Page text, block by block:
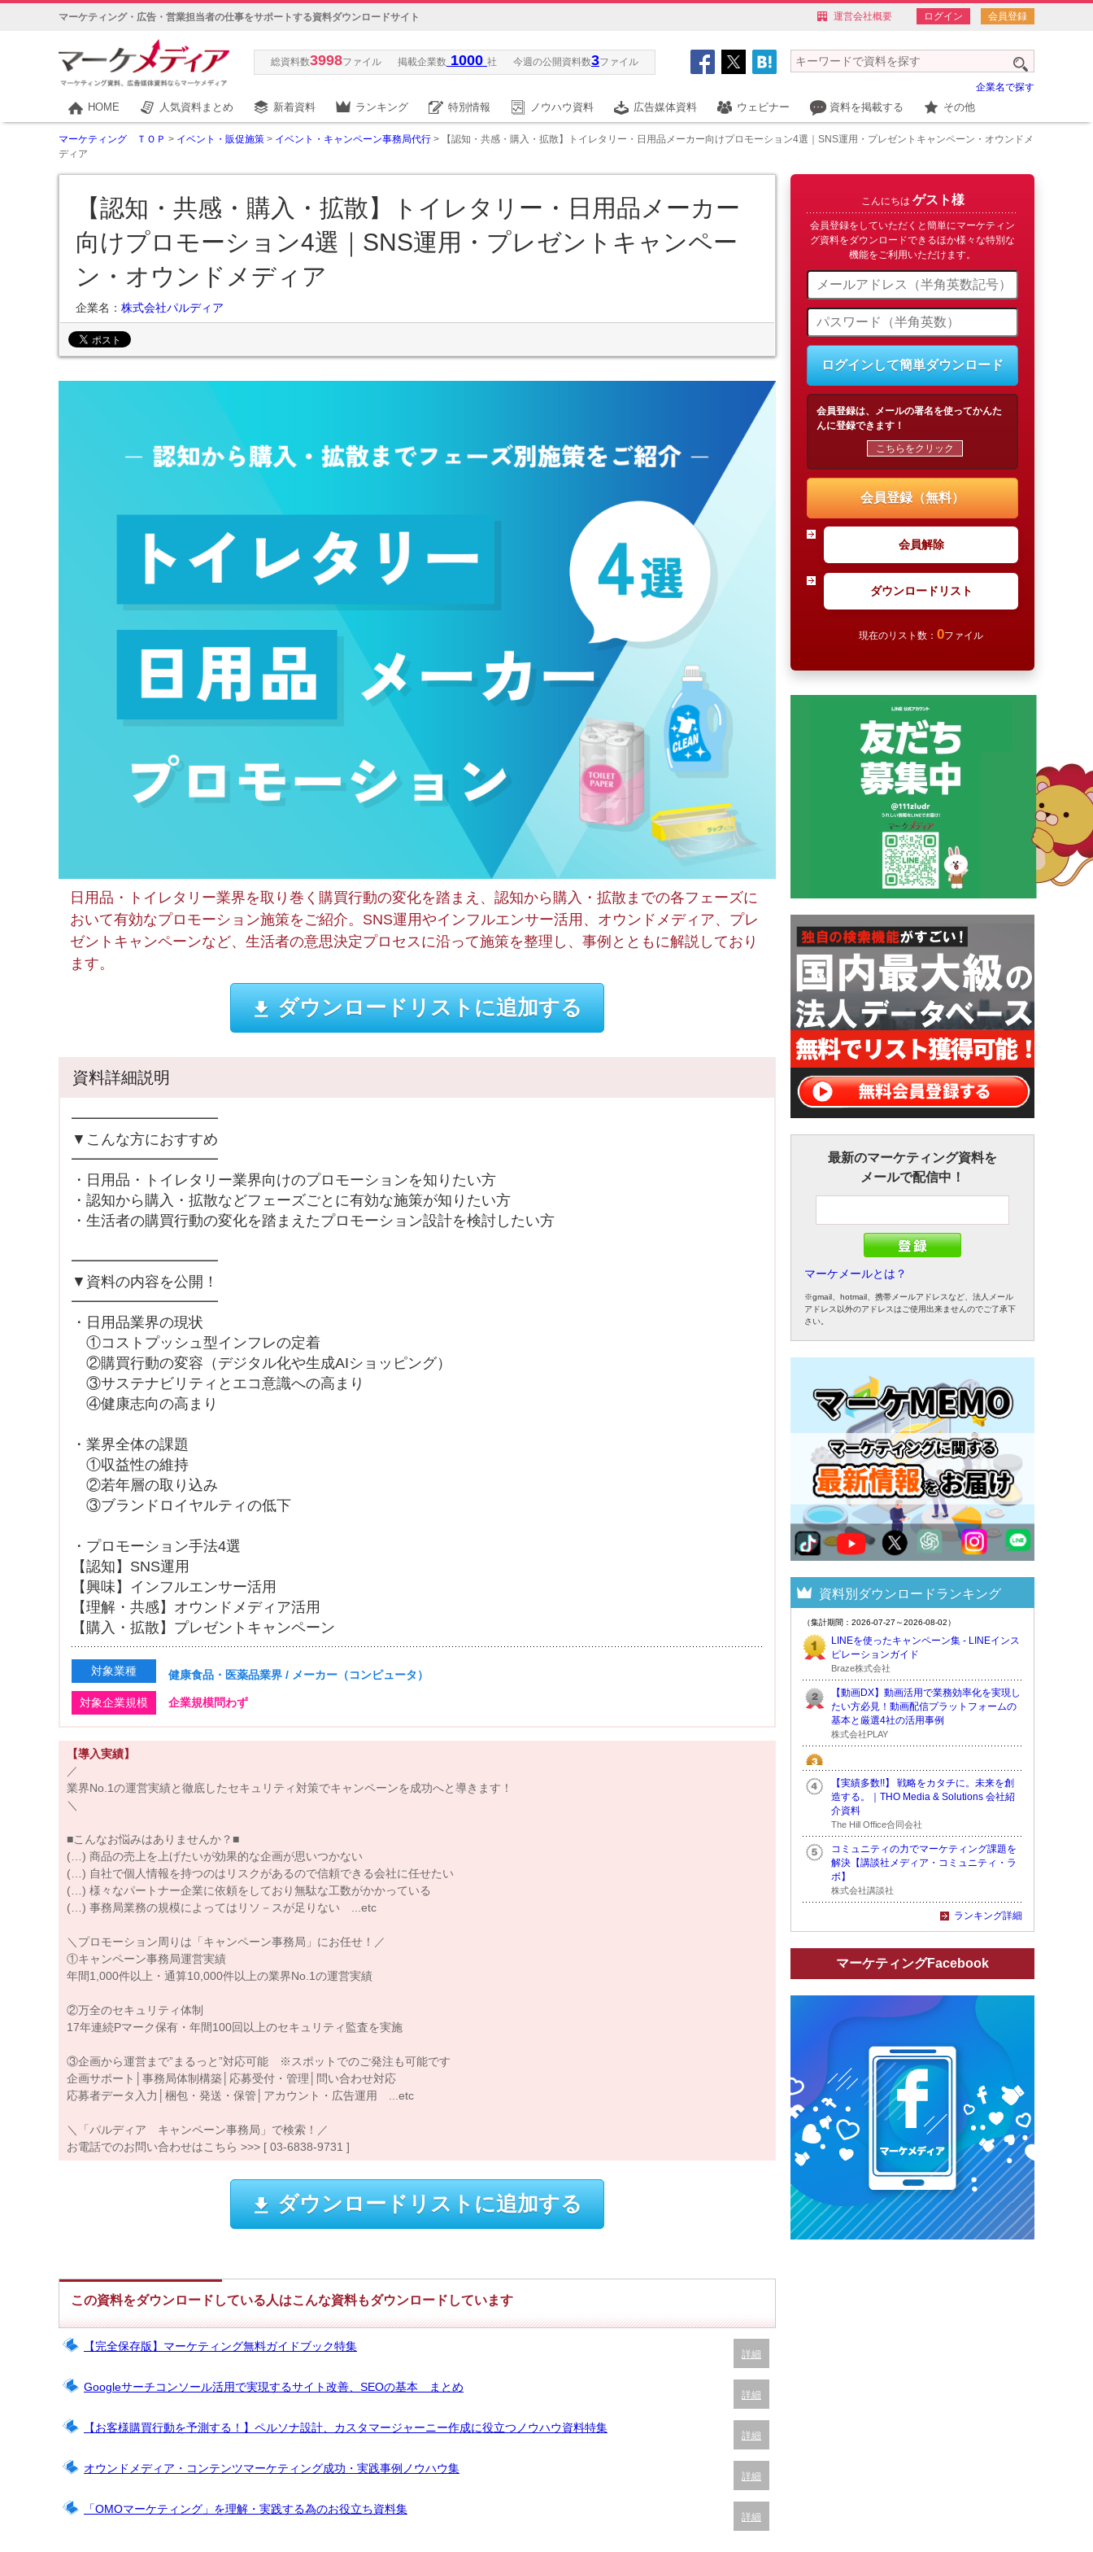
マーケティング・広告・営業担当者の仕事をサポートする資料ダウンロードサイト 運営会社概要 ログイン 会員登録
総資料数3998ファイル 掲載企業数 1000 社 今週の公開資料数3ファイル
企業名で探す
HOME 人気資料まとめ 新着資料 ランキング 特別情報 ノウハウ資料 広告媒体資料 ウェビナー 資料を掲載する その他
マーケティング ＴＯＰ > イベント・販促施策 > イベント・キャンペーン事務局代行 > 【認知・共感・購入・拡散】トイレタリー・日用品メーカー向けプロモーション4選｜SNS運用・プレゼントキャンペーン・オウンドメ
ディア
【認知・共感・購入・拡散】トイレタリー・日用品メーカー
向けプロモーション4選｜SNS運用・プレゼントキャンペー
ン・オウンドメディア
企業名： 株式会社パルディア
日用品・トイレタリー業界を取り巻く購買行動の変化を踏まえ、認知から購入・拡散までの各フェーズに
おいて有効なプロモーション施策をご紹介。SNS運用やインフルエンサー活用、オウンドメディア、プレ
ゼントキャンペーンなど、生活者の意思決定プロセスに沿って施策を整理し、事例とともに解説しており
ます。
ダウンロードリストに追加する
資料詳細説明
━━━━━━━━━━
▼こんな方におすすめ
━━━━━━━━━━
・日用品・トイレタリー業界向けのプロモーションを知りたい方
・認知から購入・拡散などフェーズごとに有効な施策が知りたい方
・生活者の購買行動の変化を踏まえたプロモーション設計を検討したい方
━━━━━━━━━━
▼資料の内容を公開！
━━━━━━━━━━
・日用品業界の現状
①コストプッシュ型インフレの定着
②購買行動の変容（デジタル化や生成AIショッピング）
③サステナビリティとエコ意識への高まり
④健康志向の高まり
・業界全体の課題
①収益性の維持
②若年層の取り込み
③ブランドロイヤルティの低下
・プロモーション手法4選
【認知】SNS運用
【興味】インフルエンサー活用
【理解・共感】オウンドメディア活用
【購入・拡散】プレゼントキャンペーン
対象業種 健康食品・医薬品業界 / メーカー（コンピュータ）
対象企業規模 企業規模問わず
【導入実績】
／
業界No.1の運営実績と徹底したセキュリティ対策でキャンペーンを成功へと導きます！
＼
■こんなお悩みはありませんか？■
(…) 商品の売上を上げたいが効果的な企画が思いつかない
(…) 自社で個人情報を持つのはリスクがあるので信頼できる会社に任せたい
(…) 様々なパートナー企業に依頼をしており無駄な工数がかかっている
(…) 事務局業務の規模によってはリソ－スが足りない ...etc
＼プロモーション周りは「キャンペーン事務局」にお任せ！／
①キャンペーン事務局運営実績
年間1,000件以上・通算10,000件以上の業界No.1の運営実績
②万全のセキュリティ体制
17年連続Pマーク保有・年間100回以上のセキュリティ監査を実施
③企画から運営まで”まるっと”対応可能 ※スポットでのご発注も可能です
企画サポート│事務局体制構築│応募受付・管理│問い合わせ対応
応募者データ入力│梱包・発送・保管│アカウント・広告運用 ...etc
＼「パルディア キャンペーン事務局」で検索！／
お電話でのお問い合わせはこちら >>> [ 03-6838-9731 ]
ダウンロードリストに追加する
この資料をダウンロードしている人はこんな資料もダウンロードしています
【完全保存版】マーケティング無料ガイドブック特集
詳細
Googleサーチコンソール活用で実現するサイト改善、SEOの基本 まとめ
詳細
【お客様購買行動を予測する！】ペルソナ設計、カスタマージャーニー作成に役立つノウハウ資料特集
詳細
オウンドメディア・コンテンツマーケティング成功・実践事例ノウハウ集
詳細
「OMOマーケティング」を理解・実践する為のお役立ち資料集
詳細
こんにちは ゲスト様
会員登録をしていただくと簡単にマーケティン
グ資料をダウンロードできるほか様々な特別な
機能をご利用いただけます。
ログインして簡単ダウンロード
会員登録は、メールの署名を使ってかんた
んに登録できます！
こちらをクリック
会員登録（無料）
会員解除
ダウンロードリスト
現在のリスト数： 0ファイル
最新のマーケティング資料を
メールで配信中！
マーケメールとは？
※gmail、hotmail、携帯メールアドレスなど、法人メール
アドレス以外のアドレスはご使用出来ませんのでご了承下
さい。
資料別ダウンロードランキング
（集計期間：2026-07-27～2026-08-02）
LINEを使ったキャンペーン集 - LINEインス
ピレーションガイド
Braze株式会社
【動画DX】動画活用で業務効率化を実現し
たい方必見！動画配信プラットフォームの
基本と厳選4社の活用事例
株式会社PLAY
【実績多数!!】 戦略をカタチに。未来を創
造する。｜THO Media & Solutions 会社紹
介資料
The Hill Office合同会社
コミュニティの力でマーケティング課題を
解決【講談社メディア・コミュニティ・ラ
ボ】
株式会社講談社
ランキング詳細
マーケティングFacebook